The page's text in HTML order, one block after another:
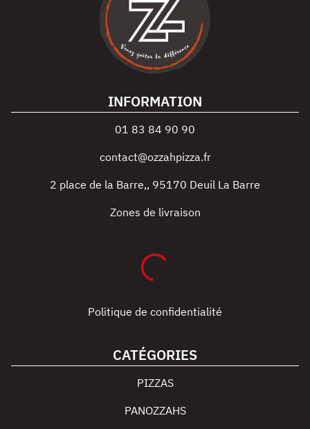
INFORMATION
01 83 84 90 90
contact@ozzahpizza.fr
2 place de la Barre,, 95170 Deuil La Barre
Zones de livraison
Politique de confidentialité
CATÉGORIES
PIZZAS
PANOZZAHS